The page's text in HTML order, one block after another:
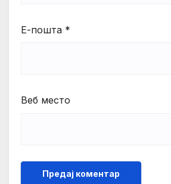
Е-пошта *
Веб место